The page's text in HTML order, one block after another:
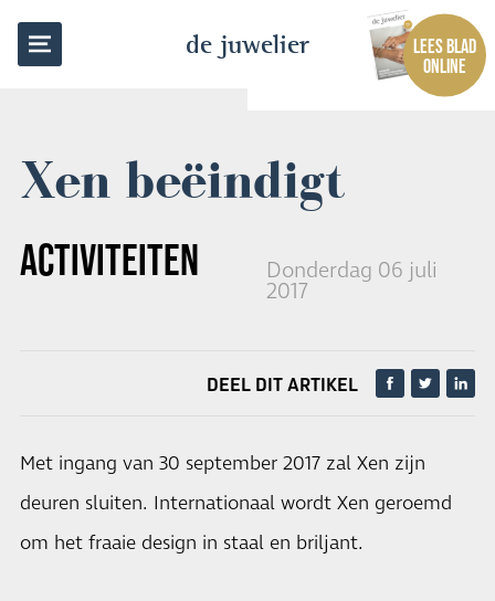
de juwelier
LEES BLAD
ONLINE
Xen beëindigt
ACTIVITEITEN Donderdag 06 juli
2017
TERUG NAAR OVERZICHT
DEEL DIT ARTIKEL
Met ingang van 30 september 2017 zal Xen zijn
deuren sluiten. Internationaal wordt Xen geroemd
om het fraaie design in staal en briljant.